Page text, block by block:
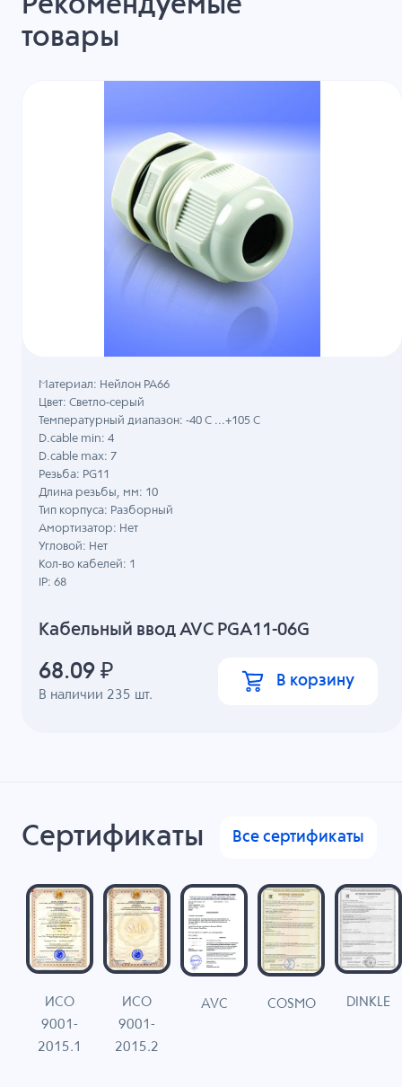
Рекомендуемые
товары
Кабельный ввод AVC PGA11-06G
В наличии 235 шт.
Материал: Нейлон PA66
Цвет: Светло-серый
Температурный диапазон: -40 C ...+105 C
D.cable min: 4
D.cable max: 7
Резьба: PG11
Длина резьбы, мм: 10
Тип корпуса: Разборный
Амортизатор: Нет
Угловой: Нет
Кол-во кабелей: 1
IP: 68
68.09 ₽ В корзину
Сертификаты Все сертификаты
ИСО
9001-
2015.1
ИСО
9001-
2015.2
AVC COSMO DINKLE